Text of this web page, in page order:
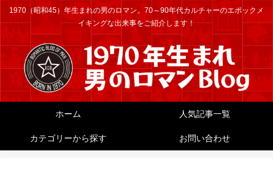
1970（昭和45）年生まれの男のロマン。70～90年代カルチャーのエポックメ
イキングな出来事をご紹介します！
ホーム 人気記事一覧
カテゴリーから探す お問い合わせ